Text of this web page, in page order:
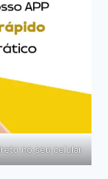
no seu celular